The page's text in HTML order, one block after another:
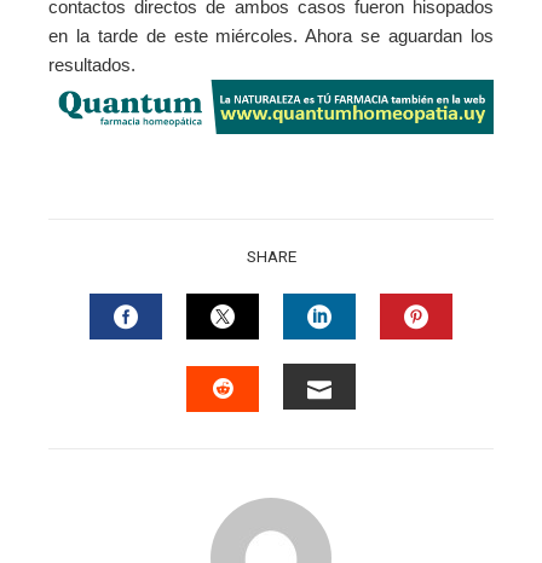
contactos directos de ambos casos fueron hisopados
en la tarde de este miércoles. Ahora se aguardan los
resultados.
SHARE
FACEBOOKTWITTERLINKEDIN